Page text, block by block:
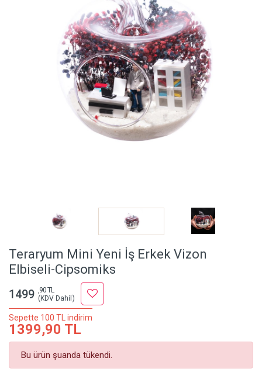
Teraryum Mini Yeni İş Erkek Vizon
Elbiseli-Cipsomiks
1499 ,90 TL
(KDV Dahil)
Sepette 100 TL indirim
1399,90 TL
Bu ürün şuanda tükendi.